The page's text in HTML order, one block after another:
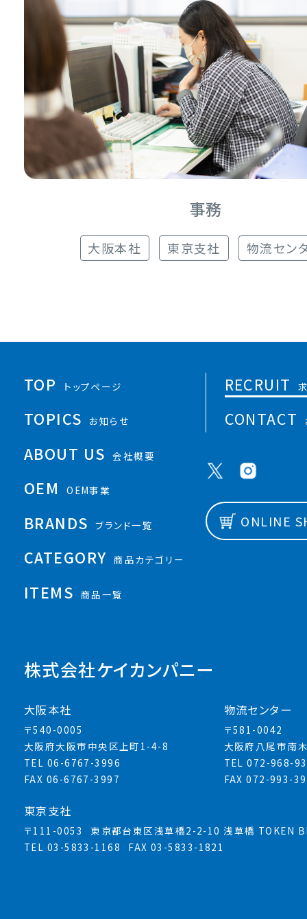
事務
大阪本社 東京支社 物流セン
TOP トップページ
TOPICS お知らせ
ABOUT US 会社概要
OEM OEM事業
BRANDS ブランド一覧
CATEGORY 商品カテゴリー
ITEMS 商品一覧
RECRUIT
CONTACT
ONLINE
株式会社ケイカンパニー
大阪本社
〒540-0005
大阪府大阪市中央区上町1-4-8
TEL 06-6767-3996
FAX 06-6767-3997
物流センター
〒581-0042
大阪府八尾市南
TEL 072-968-
FAX 072-993-
東京支社
〒111-0053
東京都台東区浅草橋2-2-10 浅草橋 TOKEN
TEL 03-5833-1168
FAX 03-5833-1821